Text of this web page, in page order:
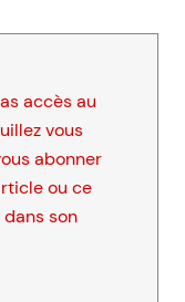
accès au
vous
abonner
ou ce
son